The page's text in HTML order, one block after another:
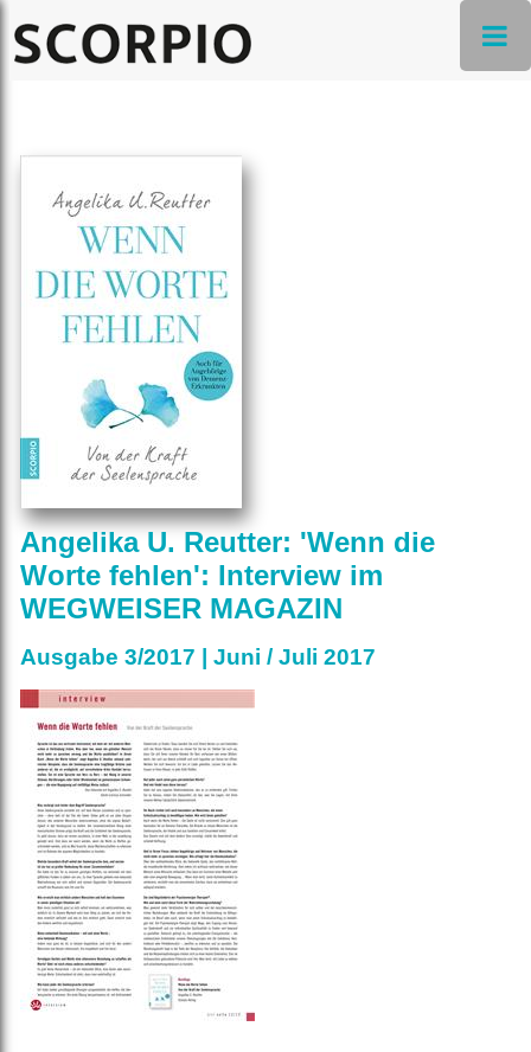
Angelika U. Reutter: 'Wenn die
Worte fehlen': Interview im
WEGWEISER MAGAZIN
Ausgabe 3/2017 | Juni / Juli 2017